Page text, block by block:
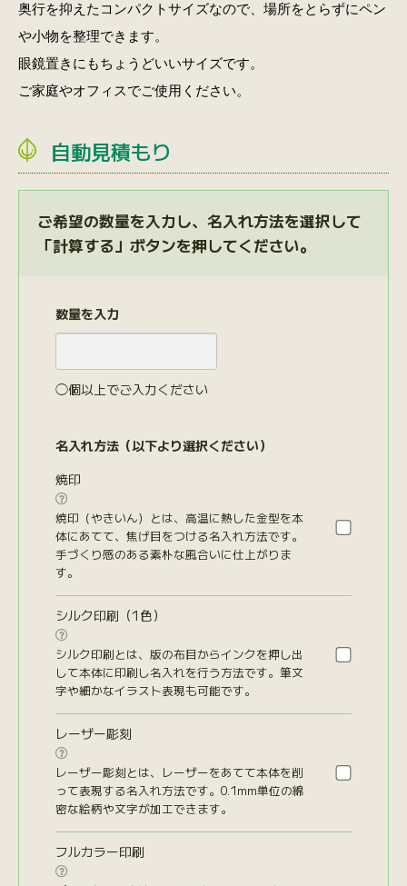
奥行を抑えたコンパクトサイズなので、場所をとらずにペン
や小物を整理できます。
眼鏡置きにもちょうどいいサイズです。
ご家庭やオフィスでご使用ください。
自動見積もり
ご希望の数量を入力し、名入れ方法を選択して
「計算する」ボタンを押してください。
数量を入力
◯個以上でご入力ください
名入れ方法（以下より選択ください）
焼印

焼印（やきいん）とは、高温に熱した金型を本
体にあてて、焦げ目をつける名入れ方法です。
手づくり感のある素朴な風合いに仕上がりま
す。
シルク印刷（1色）

シルク印刷とは、版の布目からインクを押し出
して本体に印刷し名入れを行う方法です。筆文
字や細かなイラスト表現も可能です。
レーザー彫刻

レーザー彫刻とは、レーザーをあてて本体を削
って表現する名入れ方法です。0.1mm単位の綿
密な絵柄や文字が加工できます。
フルカラー印刷
